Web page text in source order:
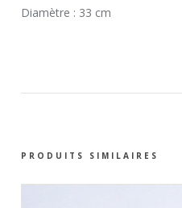
Diamètre : 33 cm
PRODUITS SIMILAIRES